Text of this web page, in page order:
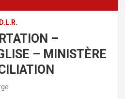
–
– MINISTÈRE